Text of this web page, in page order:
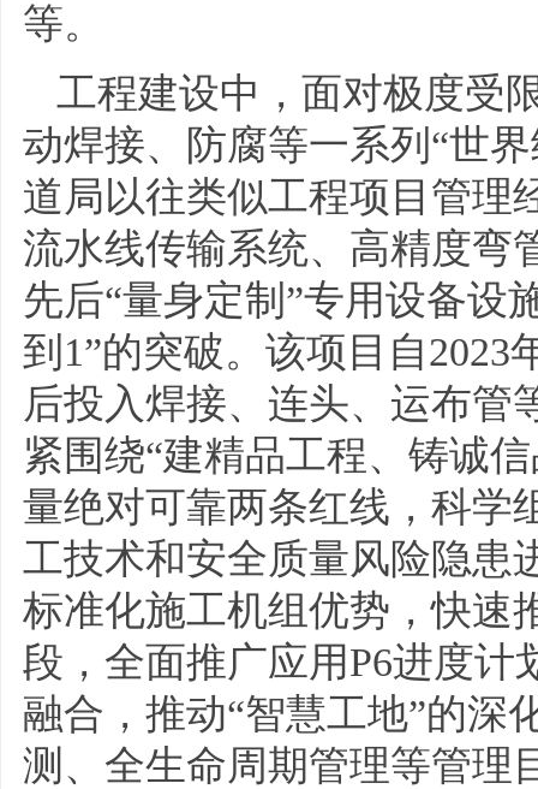
等。
工程建设中，面对极度受
动焊接、防腐等一系列“世
道局以往类似工程项目管理
流水线传输系统、高精度弯
先后“量身定制”专用设备设
到1”的突破。该项目自
后投入焊接、连头、运布管
紧围绕“建精品工程、铸诚
量绝对可靠两条红线，科学
工技术和安全质量风险隐患
标准化施工机组优势，快速
段，全面推广应用P6进度
融合，推动“智慧工地”的深
测、全生命周期管理等管理